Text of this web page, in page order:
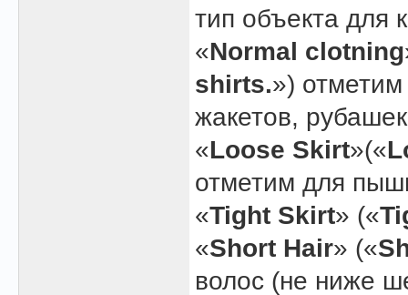
тип объекта для
«Normal clotning
shirts.»)
жакетов,
«Loose Skirt»(«
отметим для
«Tight Skirt» («
«Short Hair» («
волос (не ниже